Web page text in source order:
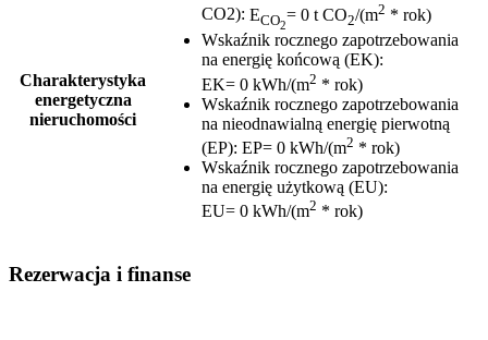
Charakterystyka
energetyczna
nieruchomości
CO2): ECO2
= 0 t CO2/(m2 * rok)
Wskaźnik rocznego zapotrzebowania
na energię końcową (EK):
EK= 0 kWh/(m2 * rok)
Wskaźnik rocznego zapotrzebowania
na nieodnawialną energię pierwotną
(EP): EP= 0 kWh/(m2 * rok)
Wskaźnik rocznego zapotrzebowania
na energię użytkową (EU):
EU= 0 kWh/(m2 * rok)
Rezerwacja i finanse